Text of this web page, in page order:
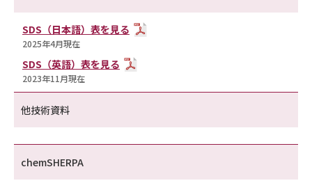
SDS（日本語）表を見る
2025年4月現在
SDS（英語）表を見る
2023年11月現在
他技術資料
chemSHERPA